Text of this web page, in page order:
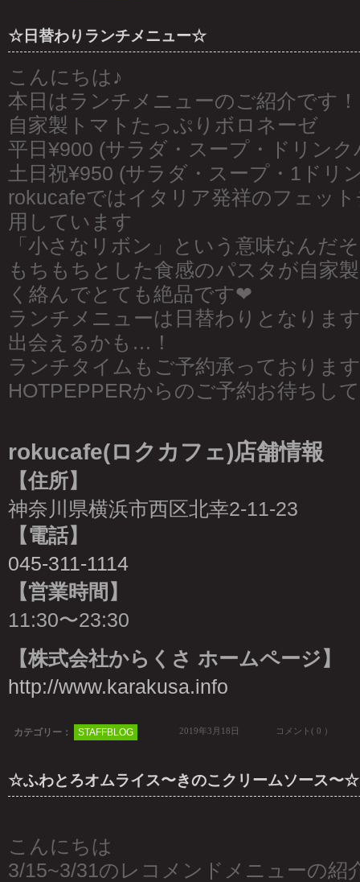
☆日替わりランチメニュー☆
こんにちは♪
本日はランチメニューのご紹介です！
自家製トマトたっぷりボロネーゼ
平日¥900 (サラダ・スープ・ドリンク
土日祝¥950 (サラダ・スープ・1ドリ
rokucafeではイタリア発祥のフェッ
用しています
「小さなリボン」という意味なんだ
もちもちとした食感のパスタが自家
く絡んでとても絶品です❤︎
ランチメニューは日替わりとなりま
出会えるかも…！
ランチタイムもご予約承っておりま
HOTPEPPERからのご予約お待ちし
rokucafe(ロクカフェ)店舗情報
【住所】
神奈川県横浜市西区北幸2-11-23
【電話】
045-311-1114
【営業時間】
11:30〜23:30
【株式会社からくさ ホームページ】
http://www.karakusa.info
カテゴリー： STAFFBLOG 2019年3月18日 コメント( 0 ）
☆ふわとろオムライス〜きのこクリームソース〜☆
こんにちは
3/15~3/31のレコメンドメニューの紹